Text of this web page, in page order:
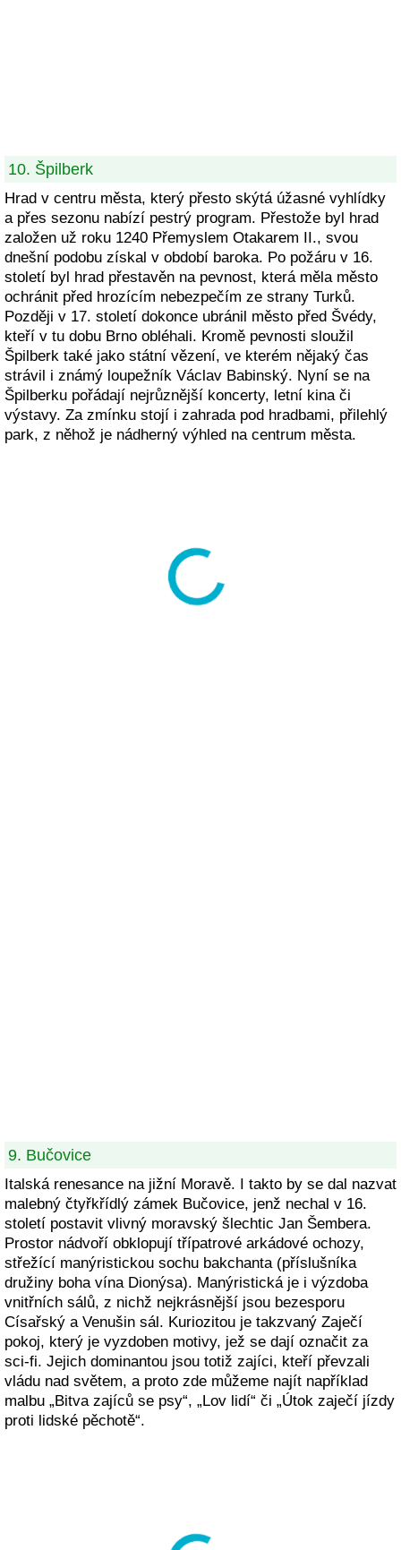
10. Špilberk
Hrad v centru města, který přesto skýtá úžasné vyhlídky
a přes sezonu nabízí pestrý program. Přestože byl hrad
založen už roku 1240 Přemyslem Otakarem II., svou
dnešní podobu získal v období baroka. Po požáru v 16.
století byl hrad přestavěn na pevnost, která měla město
ochránit před hrozícím nebezpečím ze strany Turků.
Později v 17. století dokonce ubránil město před Švédy,
kteří v tu dobu Brno obléhali. Kromě pevnosti sloužil
Špilberk také jako státní vězení, ve kterém nějaký čas
strávil i známý loupežník Václav Babinský. Nyní se na
Špilberku pořádají nejrůznější koncerty, letní kina či
výstavy. Za zmínku stojí i zahrada pod hradbami, přilehlý
park, z něhož je nádherný výhled na centrum města.
9. Bučovice
Italská renesance na jižní Moravě. I takto by se dal nazvat
malebný čtyřkřídlý zámek Bučovice, jenž nechal v 16.
století postavit vlivný moravský šlechtic Jan Šembera.
Prostor nádvoří obklopují třípatrové arkádové ochozy,
střežící manýristickou sochu bakchanta (příslušníka
družiny boha vína Dionýsa). Manýristická je i výzdoba
vnitřních sálů, z nichž nejkrásnější jsou bezesporu
Císařský a Venušin sál. Kuriozitou je takzvaný Zaječí
pokoj, který je vyzdoben motivy, jež se dají označit za
sci-fi. Jejich dominantou jsou totiž zajíci, kteří převzali
vládu nad světem, a proto zde můžeme najít například
malbu „Bitva zajíců se psy“, „Lov lidí“ či „Útok zaječí jízdy
proti lidské pěchotě“.